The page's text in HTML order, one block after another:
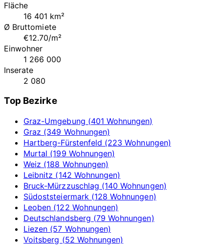
Fläche
16 401 km²
Ø Bruttomiete
€12.70/m²
Einwohner
1 266 000
Inserate
2 080
Top Bezirke
Graz-Umgebung (401 Wohnungen)
Graz (349 Wohnungen)
Hartberg-Fürstenfeld (223 Wohnungen)
Murtal (199 Wohnungen)
Weiz (188 Wohnungen)
Leibnitz (142 Wohnungen)
Bruck-Mürzzuschlag (140 Wohnungen)
Südoststeiermark (128 Wohnungen)
Leoben (122 Wohnungen)
Deutschlandsberg (79 Wohnungen)
Liezen (57 Wohnungen)
Voitsberg (52 Wohnungen)